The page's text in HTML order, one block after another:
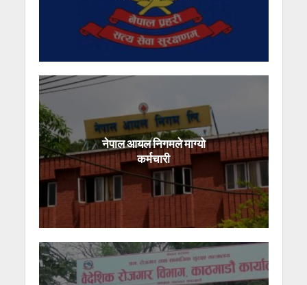
नेपाल आयल निगमले माग्यो
कर्मचारी